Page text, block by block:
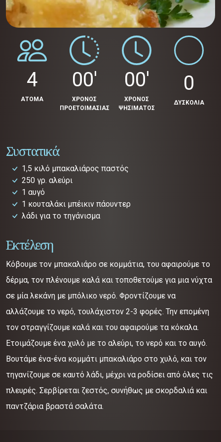
4
ΑΤΟΜΑ
00'
ΧΡΟΝΟΣ
ΠΡΟΕΤΟΙΜΑΣΙΑΣ
00'
ΧΡΟΝΟΣ
ΨΗΣΙΜΑΤΟΣ
0
ΔΥΣΚΟΛΙΑ
Συστατικά
1,5 κιλό μπακαλιάρος παστός
250 γρ. αλεύρι
1 αυγό
1 κουταλάκι μπέικιν πάουντερ
λάδι για το τηγάνισμα
Εκτέλεση
Κόβουμε τον μπακαλιάρο σε κομμάτια, του αφαιρούμε το
δέρμα, τον πλένουμε καλά και τοποθετούμε για μια νύχτα
σε μία λεκάνη με μπόλικο νερό. Φροντίζουμε να
αλλάζουμε το νερό, τουλάχιστον 2-3 φορές. Την επομένη
τον στραγγίζουμε καλά και του αφαιρούμε τα κόκαλα.
Ετοιμάζουμε ένα χυλό με το αλεύρι, το νερό και το αυγό.
Βουτάμε ένα-ένα κομμάτι μπακαλιάρο στο χυλό, και τον
τηγανίζουμε σε καυτό λάδι, μέχρι να ροδίσει από όλες τις
πλευρές. Σερβίρεται ζεστός, συνήθως με σκορδαλιά και
παντζάρια βραστά σαλάτα.